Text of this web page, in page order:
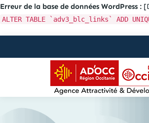
Erreur de la base de données WordPress :
ALTER TABLE `adv3_blc_links` ADD
Aller au
contenu